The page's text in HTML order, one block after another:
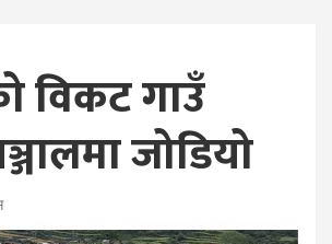
विकट गाउँ
जोडियो